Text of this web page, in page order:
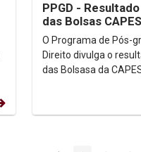
PPGD -
das Bolsas
O Programa de Pós-
Direito divulga o
das Bolsasa da